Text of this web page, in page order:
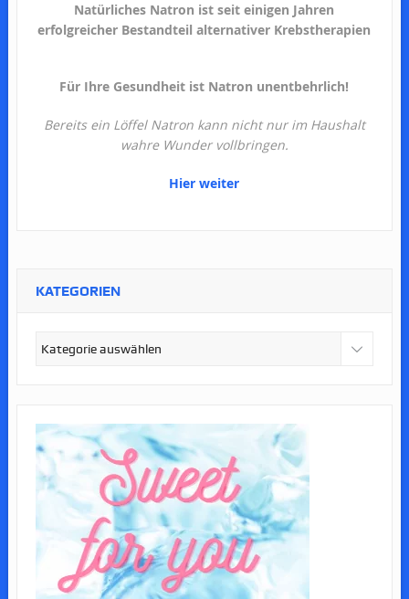
Natürliches Natron ist seit einigen Jahren
erfolgreicher Bestandteil alternativer Krebstherapien
Für Ihre Gesundheit ist Natron unentbehrlich!
Bereits ein Löffel Natron kann nicht nur im Haushalt
wahre Wunder vollbringen.
Hier weiter
KATEGORIEN